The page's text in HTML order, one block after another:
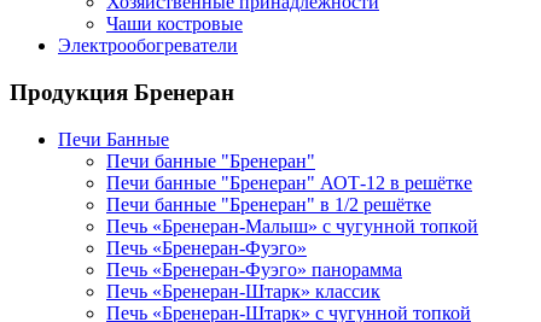
Чаши костровые
Электрообогреватели
Продукция Бренеран
Печи Банные
Печи банные "Бренеран"
Печи банные "Бренеран" АОТ-12 в решётке
Печи банные "Бренеран" в 1/2 решётке
Печь «Бренеран-Малыш» с чугунной топкой
Печь «Бренеран-Фуэго»
Печь «Бренеран-Фуэго» панорамма
Печь «Бренеран-Штарк» классик
Печь «Бренеран-Штарк» с чугунной топкой